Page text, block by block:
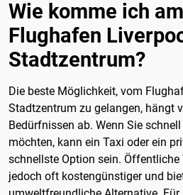
Wie komme ich
Flughafen
Stadtzentrum?
Die beste Möglichkeit, vom
Stadtzentrum zu gelangen, hängt
Bedürfnissen ab. Wenn Sie
möchten, kann ein Taxi oder ein
schnellste Option sein.
jedoch oft kostengünstiger und